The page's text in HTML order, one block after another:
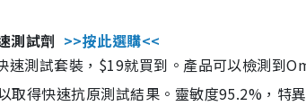
測試劑 >>按此選購<<
速測試套裝，$19就買到。產品可以檢測到
取得快速抗原測試結果。靈敏度95.2%，特